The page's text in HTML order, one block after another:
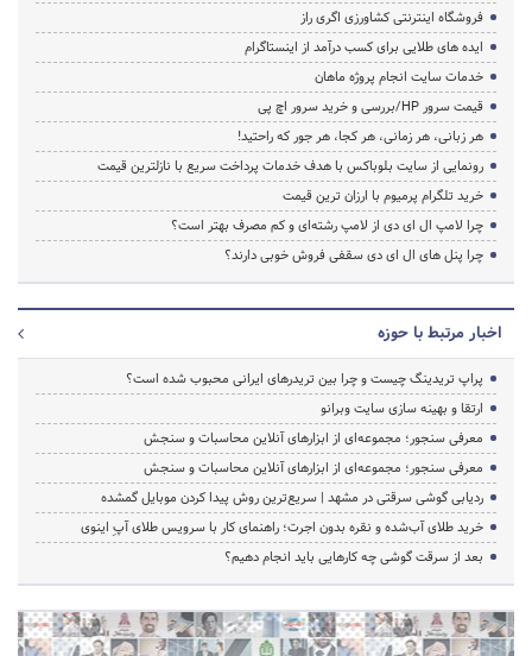
فروشگاه اینترنتی کشاورزی اگری راز
ایده های طلایی برای کسب درآمد از اینستاگرام
خدمات سایت انجام پروژه ماهان
قیمت سرور HP/بررسی و خرید سرور اچ پی
هر زبانی، هر زمانی، هر کجا، هر جور که راحتید!
رونمایی از سایت بلوباکس با هدف خدمات پرداخت سریع با نازلترین قیمت
خرید تلگرام پرمیوم با ارزان ترین قیمت
چرا لامپ ال ای دی از لامپ رشته‌ای و کم مصرف بهتر است؟
چرا پنل های ال ای دی سقفی فروش خوبی دارند؟
اخبار مرتبط با حوزه
پراپ تریدینگ چیست و چرا بین تریدرهای ایرانی محبوب شده است؟
ارتقا و بهینه سازی سایت وبرانو
معرفی سنجور؛ مجموعه‌ای از ابزارهای آنلاین محاسبات و سنجش
معرفی سنجور؛ مجموعه‌ای از ابزارهای آنلاین محاسبات و سنجش
ردیابی گوشی سرقتی در مشهد | سریع‌ترین روش پیدا کردن موبایل گمشده
خرید طلای آب‌شده و نقره بدون اجرت؛ راهنمای کار با سرویس طلای آپِ اینوی
بعد از سرقت گوشی چه کارهایی باید انجام دهیم؟